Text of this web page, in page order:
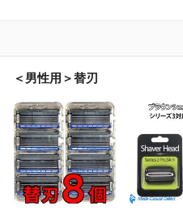
＜男性用＞替刃